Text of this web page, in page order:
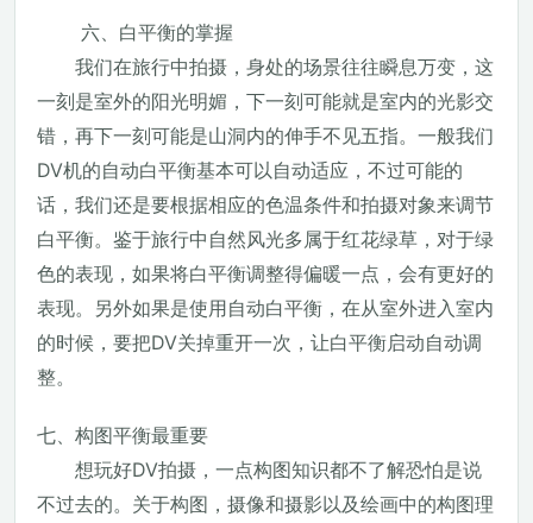
六、白平衡的掌握
我们在旅行中拍摄，身处的场景往往瞬息万变，这
一刻是室外的阳光明媚，下一刻可能就是室内的光影交
错，再下一刻可能是山洞内的伸手不见五指。一般我们
DV机的自动白平衡基本可以自动适应，不过可能的
话，我们还是要根据相应的色温条件和拍摄对象来调节
白平衡。鉴于旅行中自然风光多属于红花绿草，对于绿
色的表现，如果将白平衡调整得偏暖一点，会有更好的
表现。另外如果是使用自动白平衡，在从室外进入室内
的时候，要把DV关掉重开一次，让白平衡启动自动调
整。
七、构图平衡最重要
想玩好DV拍摄，一点构图知识都不了解恐怕是说
不过去的。关于构图，摄像和摄影以及绘画中的构图理